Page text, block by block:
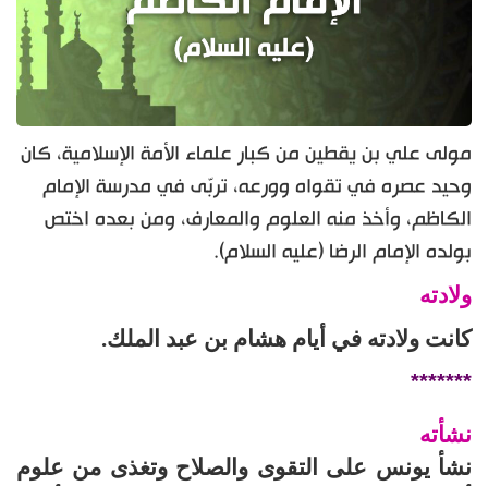
مولى علي بن يقطين من كبار علماء الأمة الإسلامية، كان
وحيد عصره في تقواه وورعه، تربّى في مدرسة الإمام
الكاظم، وأخذ منه العلوم والمعارف، ومن بعده اختص
بولده الإمام الرضا (عليه السلام).
ولادته
كانت ولادته في أيام هشام بن عبد الملك.
*******
نشأته
نشأ يونس على التقوى والصلاح وتغذى من علوم